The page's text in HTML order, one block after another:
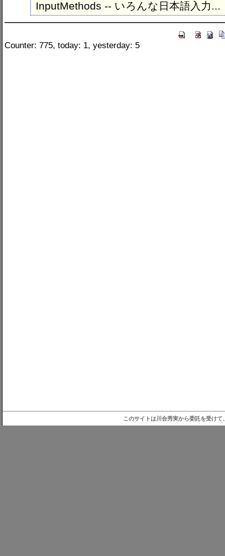
InputMethods -- いろんな日本語入力...
Counter: 775, today: 1, yesterday: 5
このサイトは川合秀実から委託を受け